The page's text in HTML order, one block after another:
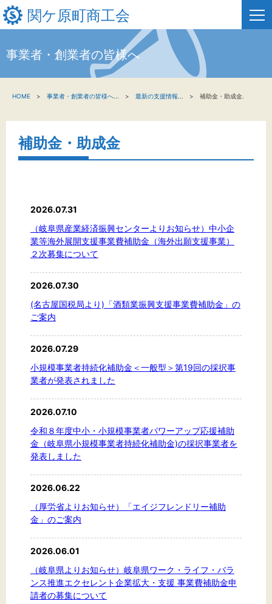
関ケ原町商工会
新着情報
関係機関の方へ
文字サイズ
標準 拡大
背景色
黒 白 黄
事業者・創業者の皆様へ
HOME 事業者・創業者の皆様へ 最新の支援情報 補助金・助成金.
補助金・助成金
2026.07.31
（岐阜県産業経済振興センターよりお知らせ）中小企
業等海外展開支援事業費補助金（海外出願支援事業）
２次募集について
2026.07.30
(名古屋国税局より)「酒類業振興支援事業費補助金」の
ご案内
2026.07.29
小規模事業者持続化補助金＜一般型＞第19回の採択事
業者が発表されました
2026.07.10
令和８年度中小・小規模事業者パワーアップ応援補助
金（岐阜県小規模事業者持続化補助金)の採択事業者を
発表しました
2026.06.22
（厚労省よりお知らせ）「エイジフレンドリー補助
金」のご案内
2026.06.01
（岐阜県よりお知らせ）岐阜県ワーク・ライフ・バラ
ンス推進エクセレント企業拡大・支援 事業費補助金申
請者の募集について